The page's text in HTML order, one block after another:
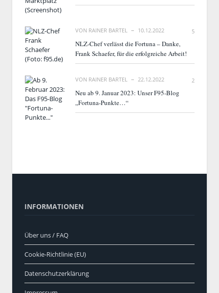
VON RAINER BARTEL 10.12.2022 5
NLZ-Chef verlässt die Fortuna – Danke,
Frank Schaefer, für die erfolgreiche Arbeit!
VON RAINER BARTEL 22.12.2022 2
Neu ab 9. Januar 2023: Unser F95-Blog
„Fortuna-Punkte…“
INFORMATIONEN
Über uns / FAQ
Cookie-Richtlinie (EU)
Datenschutzerklärung